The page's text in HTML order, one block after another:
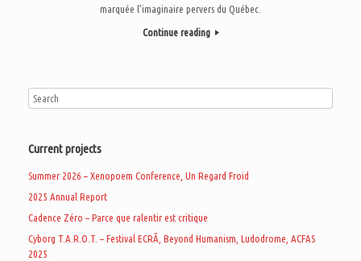
marquée l’imaginaire pervers du Québec.
Continue reading
Current projects
Summer 2026 – Xenopoem Conference, Un Regard Froid
2025 Annual Report
Cadence Zéro – Parce que ralentir est critique
Cyborg T.A.R.O.T. – Festival ECRÃ, Beyond Humanism, Ludodrome, ACFAS
2025